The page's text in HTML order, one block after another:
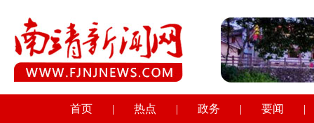
首页 | 热点 | 政务 | 要闻 |